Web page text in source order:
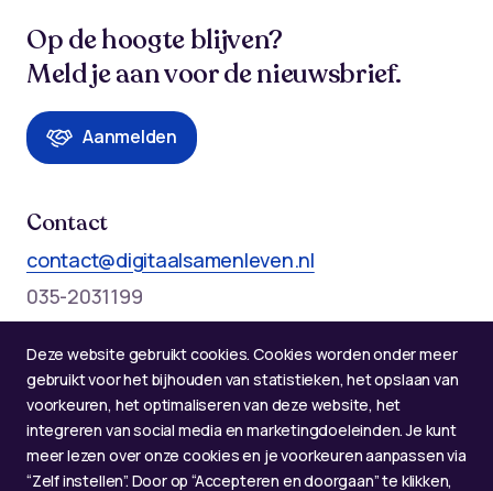
Deze website gebruikt cookies. Cookies worden onder meer
gebruikt voor het bijhouden van statistieken, het opslaan van
voorkeuren, het optimaliseren van deze website, het
integreren van social media en marketingdoeleinden. Je kunt
meer lezen over onze cookies en je voorkeuren aanpassen via
“Zelf instellen”. Door op “Accepteren en doorgaan” te klikken,
Op de hoogte blijven?
Meld je aan voor de nieuwsbrief.
Aanmelden
Contact
contact@digitaalsamenleven.nl
035-2031199
Maandag t/m donderdag: 09:00 - 12:00 en 13:00 - 17:00